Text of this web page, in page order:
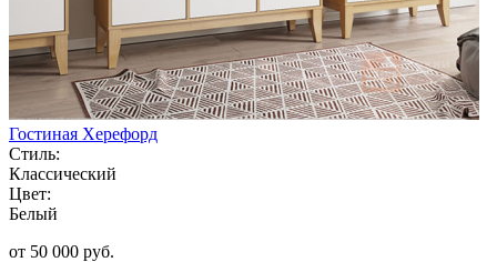
Гостиная Херефорд
Стиль:
Классический
Цвет:
Белый
от 50 000 руб.